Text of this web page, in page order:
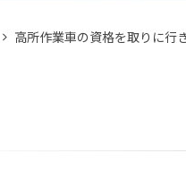
高所作業車の資格を取りに行